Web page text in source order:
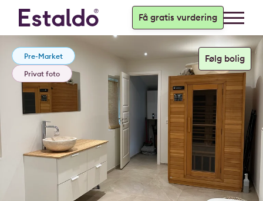
Få gratis vurdering
Pre-Market
Privat foto